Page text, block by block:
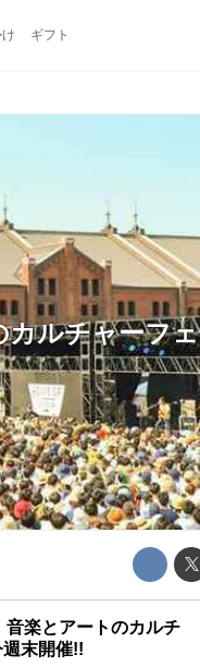
ギフト
カルチャーフェ
音楽とアートのカルチ
末開催!!